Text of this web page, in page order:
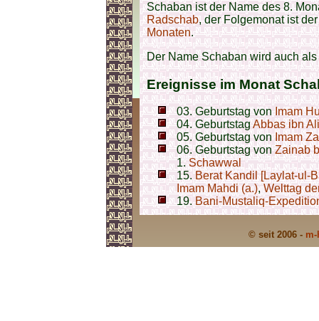
Schaban ist der Name des 8.
Radschab, der Folgemonat ist
Monaten.
Der Name Schaban wird auch
Ereignisse im Monat
03. Geburtstag vonImam
04. GeburtstagAbbas ibn Ali
05. Geburtstag vonImam
06. Geburtstag vonZainab
1.Schawwal
15.Berat Kandil [Laylat-ul-
Imam Mahdi (a.),Welttag
19.Bani-Mustaliq-
© seit 2006 -